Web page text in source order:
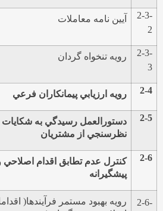
2-3-
2
آيين نامه معاملات
2-3-
3
رويه تنخواه گردان
2-4 رويه ارزيابي پيمانكاران فرعي
2-5
دستورالعمل رسيدگي به شكايات
نظرسنجي از مشتريان
2-6
كنترل عدم تطابق اقدام اصلاحي
پيشگيرانه
2-6-
رويه بهبود مستمر فرآيندها(